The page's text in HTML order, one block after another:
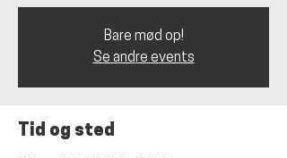
Bare mød op!
Se andre events
Tid og sted